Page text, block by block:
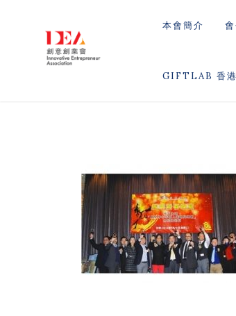
本會簡介
GIFTLAB 香